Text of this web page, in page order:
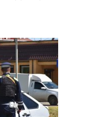
°C